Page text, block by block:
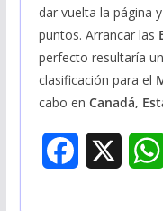
dar vuelta la página
puntos. Arrancar las
perfecto resultaría
clasificación para el
cabo en Canadá,